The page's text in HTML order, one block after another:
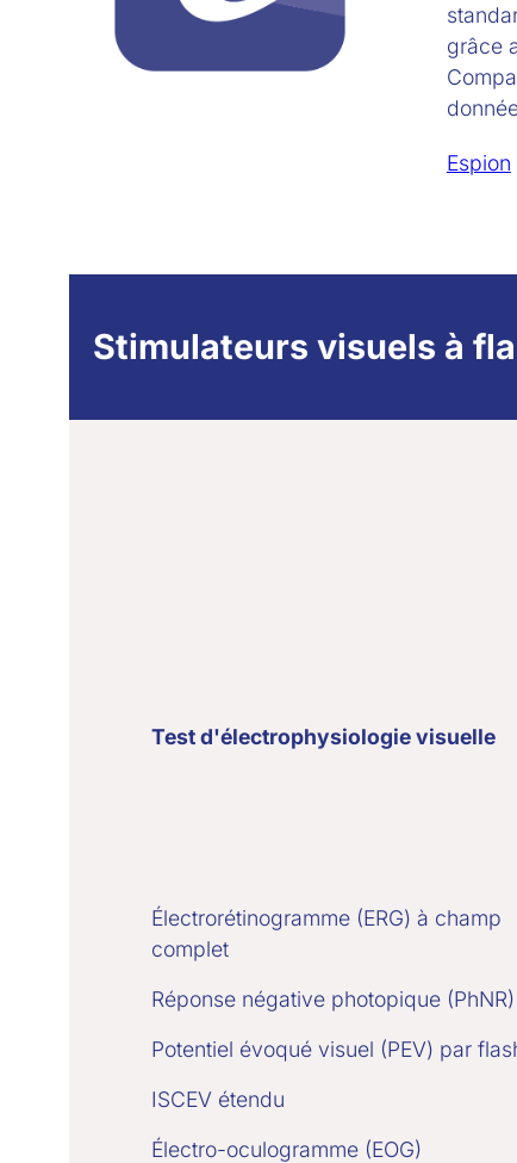
grâce
Espion
Stimulateurs visuels à
Test d'électrophysiologie visuelle
Électrorétinogramme (ERG) à champ
complet
Réponse négative photopique (PhNR)
Potentiel évoqué visuel (PEV) par
ISCEV étendu
Électro-oculogramme (EOG)